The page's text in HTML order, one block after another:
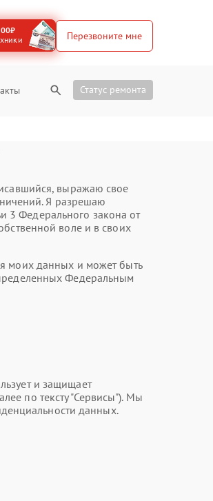
Перезвоните мне
Статус ремонта
выражаю свое
Я разрешаю
3 Федерального закона от
воле и в своих
моих данных и может быть
Федеральным
и защищает
по тексту "Сервисы"). Мы
данных.